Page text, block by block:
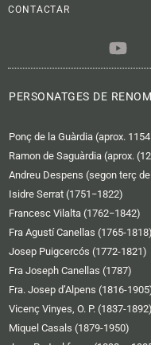
CONTACTAR
Y
o
t
b
e
PERSONATGES DE RENOM
Ponç de la Guàrdia (aprox.
Ramon de Saguàrdia (aprox.
Andreu Despens (segon terç
Isidre Serrat (1751−1822)
Francesc Vilalta (1762−1842)
Fra Agustí Canellas (1765-1818)
Josep Puigcercós (1772-1821)
Fra Joseph Canellas (1787)
Fra. Josep d’Alpens (1816-
Vicenç Vinyes, O. P. (1837-1892)
Miquel Casals (1879-1950)